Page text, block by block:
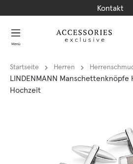
Kontakt
Menü
Startseite Herren
LINDENMANN Manschettenknöpfe
Hochzeit